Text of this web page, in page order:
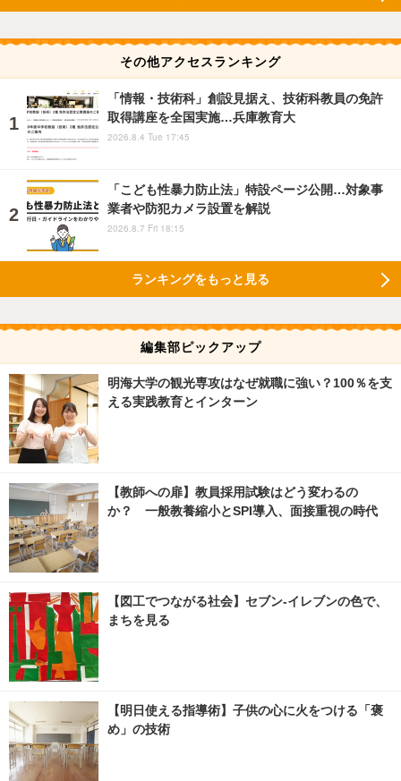
その他アクセスランキング
「情報・技術科」創設見据え、技術科教員の免許
取得講座を全国実施…兵庫教育大
2026.8.4 Tue 17:45
「こども性暴力防止法」特設ページ公開…対象事
業者や防犯カメラ設置を解説
2026.8.7 Fri 18:15
ランキングをもっと見る
編集部ピックアップ
明海大学の観光専攻はなぜ就職に強い？100％を支
える実践教育とインターン
【教師への扉】教員採用試験はどう変わるの
か？ 一般教養縮小とSPI導入、面接重視の時代
【図工でつながる社会】セブン‐イレブンの色で、
まちを見る
【明日使える指導術】子供の心に火をつける「褒
め」の技術